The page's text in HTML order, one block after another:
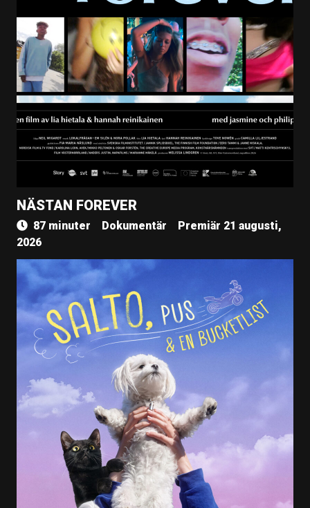
NÄSTAN FOREVER
87 minuter Dokumentär
Premiär 21 augusti,
2026